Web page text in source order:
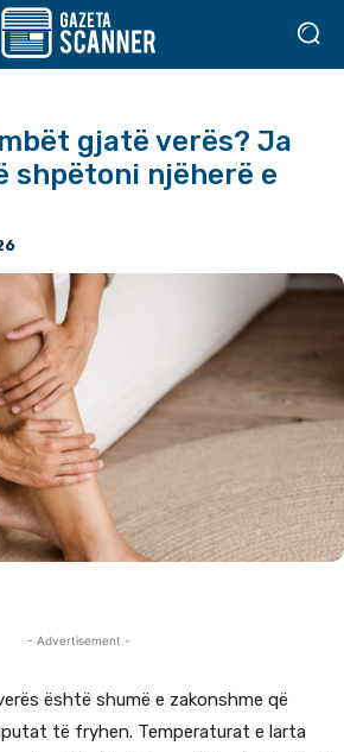
gjatë verës? Ja
shpëtoni njëherë e
- Advertisement -
është shumë e zakonshme që
të fryhen. Temperaturat e larta